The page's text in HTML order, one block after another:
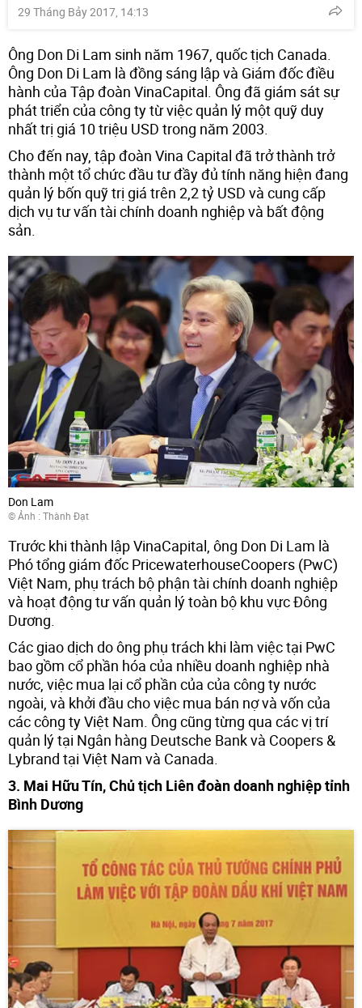
29 Tháng Bảy 2017, 14:13
Ông Don Di Lam sinh năm 1967, quốc tịch Canada.
Ông Don Di Lam là đồng sáng lập và Giám đốc điều
hành của Tập đoàn VinaCapital. Ông đã giám sát sự
phát triển của công ty từ việc quản lý một quỹ duy
nhất trị giá 10 triệu USD trong năm 2003.
Cho đến nay, tập đoàn Vina Capital đã trở thành trở
thành một tổ chức đầu tư đầy đủ tính năng hiện đang
quản lý bốn quỹ trị giá trên 2,2 tỷ USD và cung cấp
dịch vụ tư vấn tài chính doanh nghiệp và bất động
sản.
Don Lam
© Ảnh : Thành Đạt
Trước khi thành lập VinaCapital, ông Don Di Lam là
Phó tổng giám đốc PricewaterhouseCoopers (PwC)
Việt Nam, phụ trách bộ phận tài chính doanh nghiệp
và hoạt động tư vấn quản lý toàn bộ khu vực Đông
Dương.
Các giao dịch do ông phụ trách khi làm việc tại PwC
bao gồm cổ phần hóa của nhiều doanh nghiệp nhà
nước, việc mua lại cổ phần của của công ty nước
ngoài, và khởi đầu cho việc mua bán nợ và vốn của
các công ty Việt Nam. Ông cũng từng qua các vị trí
quản lý tại Ngân hàng Deutsche Bank và Coopers &
Lybrand tại Việt Nam và Canada.
3. Mai Hữu Tín, Chủ tịch Liên đoàn doanh nghiệp tỉnh
Bình Dương